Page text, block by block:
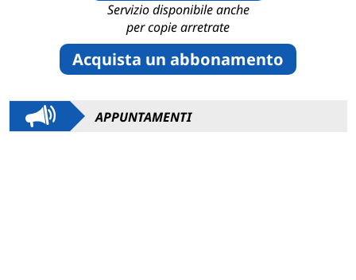
Servizio disponibile anche
per copie arretrate
Acquista un abbonamento
APPUNTAMENTI